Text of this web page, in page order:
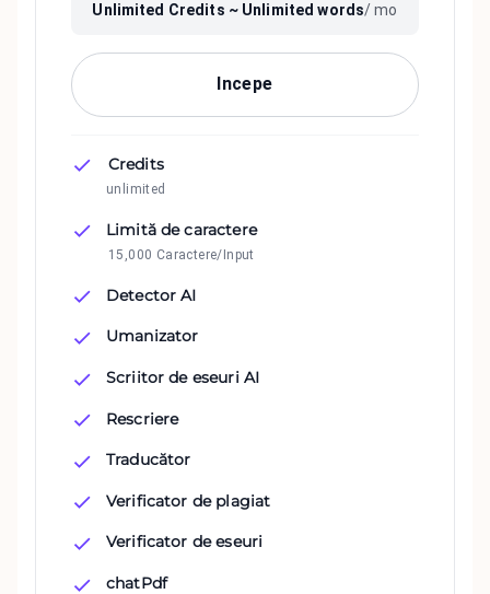
Unlimited Credits ~ Unlimited words/ mo
Incepe
Credits
unlimited
Limită de caractere
15,000 Caractere/Input
Detector AI
Umanizator
Scriitor de eseuri AI
Rescriere
Traducător
Verificator de plagiat
Verificator de eseuri
chatPdf